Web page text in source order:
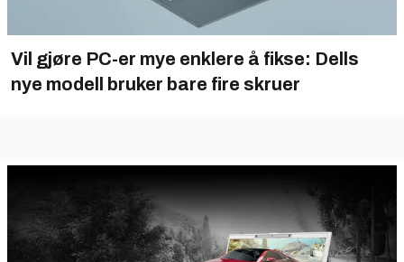
Vil gjøre PC-er mye enklere å fikse: Dells
nye modell bruker bare fire skruer